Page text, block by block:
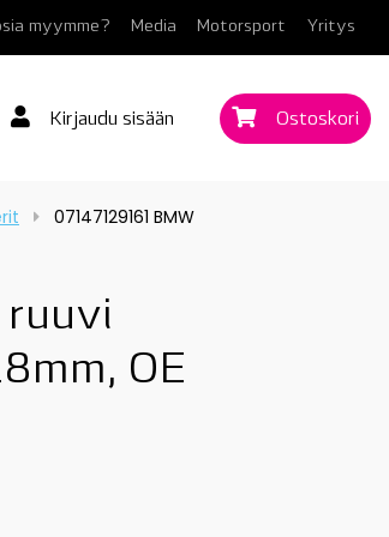
myymme? Media Motorsport Yritys
Kirjaudu sisään Ostoskori
07147129161 BMW
ruuvi
OE